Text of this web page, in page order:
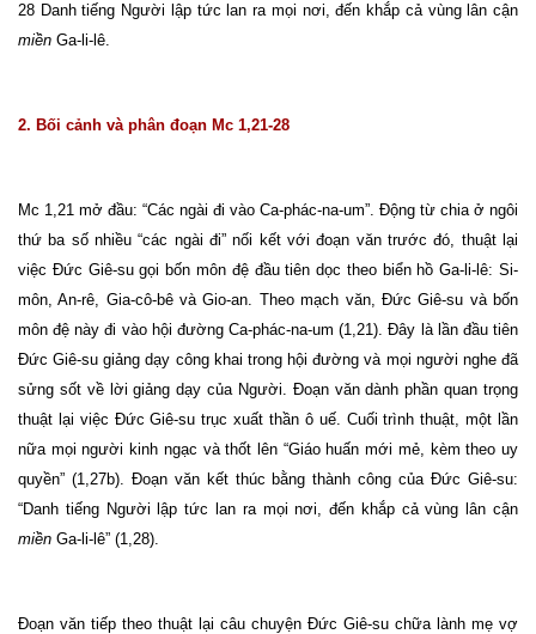
28 Danh tiếng Người lập tức lan ra mọi nơi, đến khắp cả vùng lân cận
miền Ga-li-lê.
2. Bối cảnh và phân đoạn Mc 1,21-28
Mc 1,21 mở đầu: “Các ngài đi vào Ca-phác-na-um”. Động từ chia ở ngôi
thứ ba số nhiều “các ngài đi” nối kết với đoạn văn trước đó, thuật lại
việc Đức Giê-su gọi bốn môn đệ đầu tiên dọc theo biển hồ Ga-li-lê: Si-
môn, An-rê, Gia-cô-bê và Gio-an. Theo mạch văn, Đức Giê-su và bốn
môn đệ này đi vào hội đường Ca-phác-na-um (1,21). Đây là lần đầu tiên
Đức Giê-su giảng dạy công khai trong hội đường và mọi người nghe đã
sửng sốt về lời giảng dạy của Người. Đoạn văn dành phần quan trọng
thuật lại việc Đức Giê-su trục xuất thần ô uế. Cuối trình thuật, một lần
nữa mọi người kinh ngạc và thốt lên “Giáo huấn mới mẻ, kèm theo uy
quyền” (1,27b). Đoạn văn kết thúc bằng thành công của Đức Giê-su:
“Danh tiếng Người lập tức lan ra mọi nơi, đến khắp cả vùng lân cận
miền Ga-li-lê” (1,28).
Đoạn văn tiếp theo thuật lại câu chuyện Đức Giê-su chữa lành mẹ vợ